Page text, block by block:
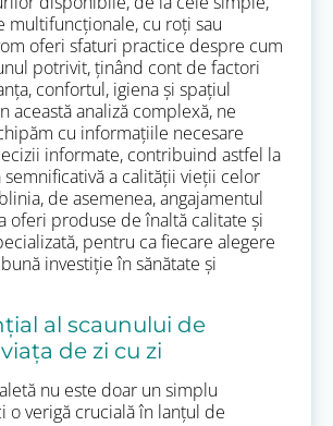
multifuncționale, cu roți sau
oferi sfaturi practice despre cum
potrivit, ținând cont de factori
confortul, igiena și spațiul
această analiză complexă, ne
cu informațiile necesare
informate, contribuind astfel la
a calității vieții celor
de asemenea, angajamentul
oferi produse de înaltă calitate și
pentru ca fiecare alegere
investiție în sănătate și
al scaunului de
de zi cu zi
nu este doar un simplu
o verigă crucială în lanțul de